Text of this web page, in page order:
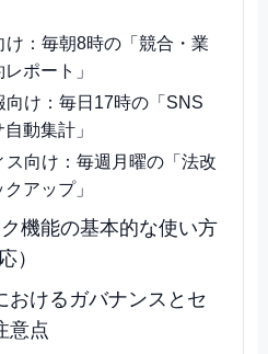
け：毎朝8時の「競合・業
ポート」
向け：毎日17時の「SNS
動集計」
ス向け：毎週月曜の「法改
アップ」
機能の基本的な使い方
）
おけるガバナンスとセ
意点